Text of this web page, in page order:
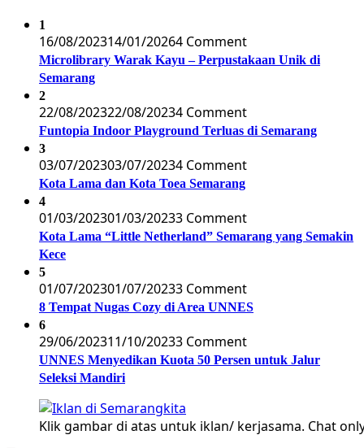
1
16/08/202314/01/20264 Comment
Microlibrary Warak Kayu – Perpustakaan Unik di
Semarang
2
22/08/202322/08/20234 Comment
Funtopia Indoor Playground Terluas di Semarang
3
03/07/202303/07/20234 Comment
Kota Lama dan Kota Toea Semarang
4
01/03/202301/03/20233 Comment
Kota Lama “Little Netherland” Semarang yang Semakin
Kece
5
01/07/202301/07/20233 Comment
8 Tempat Nugas Cozy di Area UNNES
6
29/06/202311/10/20233 Comment
UNNES Menyedikan Kuota 50 Persen untuk Jalur
Seleksi Mandiri
Klik gambar di atas untuk iklan/ kerjasama. Chat